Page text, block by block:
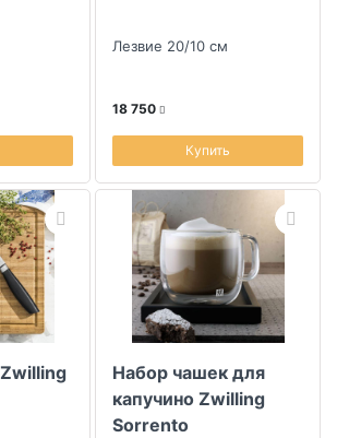
Лезвие 20/10 см
18 750
Купить
Набор чашек для
капучино Zwilling
Sorrento